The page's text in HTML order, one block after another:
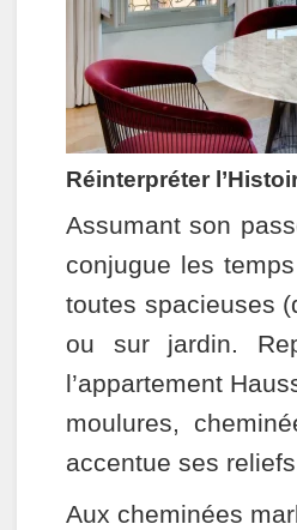
Réinterpréter
Assumant son
conjugue les
toutes spacieuses
ou sur jardin.
l’appartement
moulures,
accentue ses
Aux cheminées